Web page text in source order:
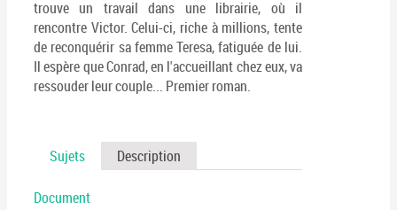
trouve un travail dans une librairie, où il
rencontre Victor. Celui-ci, riche à millions, tente
de reconquérir sa femme Teresa, fatiguée de lui.
Il espère que Conrad, en l'accueillant chez eux, va
ressouder leur couple... Premier roman.
Sujets Description
Document